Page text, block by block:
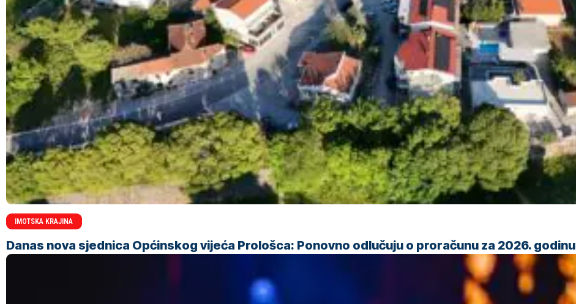
IMOTSKA KRAJINA
Danas nova sjednica Općinskog vijeća Prološca: Ponovno odlučuju o proračunu za 2026. godinu